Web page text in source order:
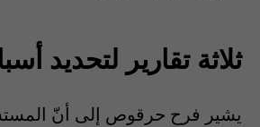
ثلاثة تقارير لتحديد
يشير فرح حرقوص إلى أنّ